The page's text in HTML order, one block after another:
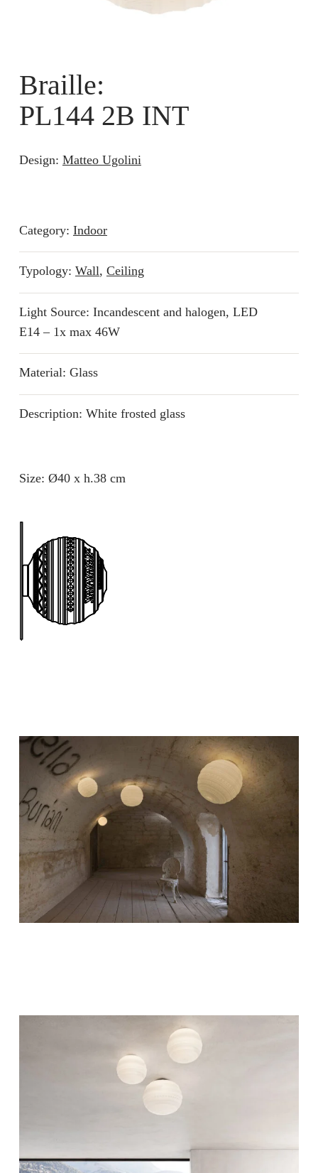
Braille:
PL144 2B INT
Design: Matteo Ugolini
Category: Indoor
Typology: Wall, Ceiling
Light Source: Incandescent and halogen, LED
E14 – 1x max 46W
Material: Glass
Description: White frosted glass
Size: Ø40 x h.38 cm